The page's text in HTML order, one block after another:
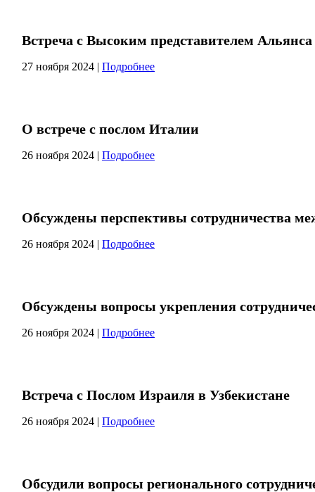
Встреча с Высоким представителем
27 ноября 2024 | Подробнее
О встрече с послом Италии
26 ноября 2024 | Подробнее
Обсуждены перспективы сотрудничества
26 ноября 2024 | Подробнее
Обсуждены вопросы укрепления
26 ноября 2024 | Подробнее
Встреча с Послом Израиля в Узбекистане
26 ноября 2024 | Подробнее
Обсудили вопросы регионального